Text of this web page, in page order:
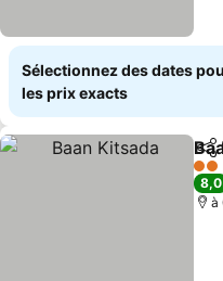
Sélectionnez des dates
les prix exacts
2
8,0
à